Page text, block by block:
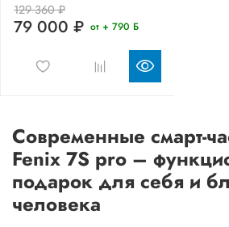
129 360 ₽
79 000 ₽ от + 790 Б
Современные смарт-
Fenix 7S pro –
подарок для себя и
человека